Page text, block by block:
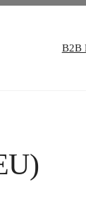
B2B